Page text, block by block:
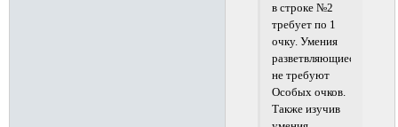
в строке №2
требует по 1
очку. Умения
разветвляющиеся
не требуют
Особых очков.
Также изучив